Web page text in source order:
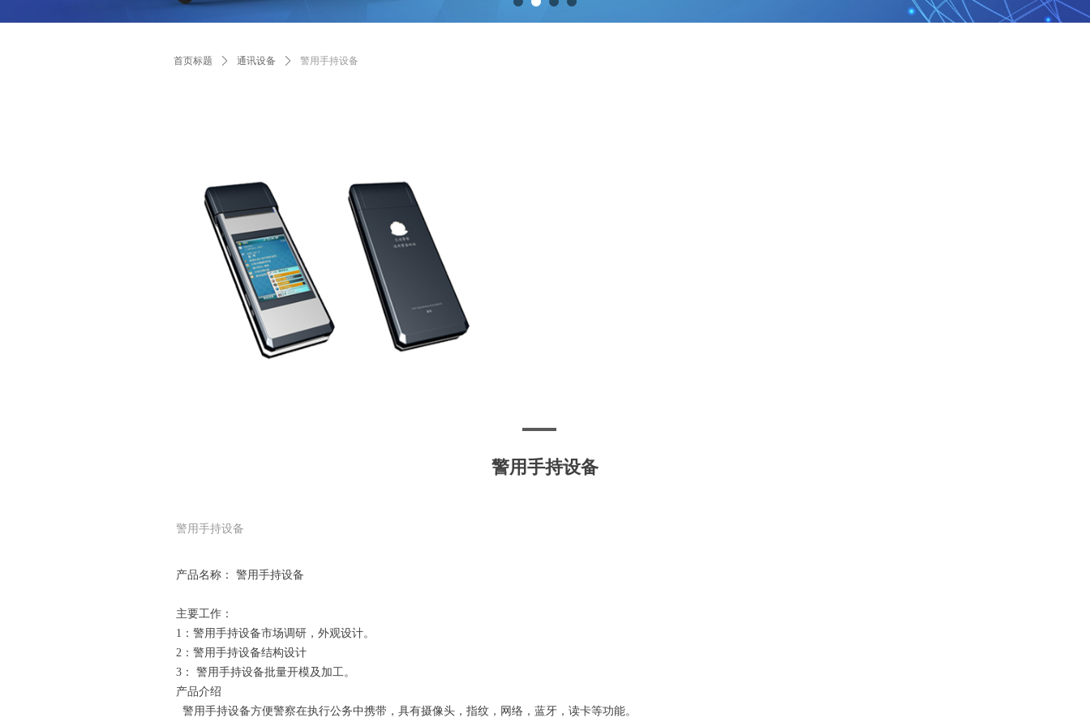
首页标题 ꄲ 通讯设备 ꄲ 警用手持设备
警用手持设备
警用手持设备
产品名称： 警用手持设备
主要工作：
1：警用手持设备市场调研，外观设计。
2：警用手持设备结构设计
3： 警用手持设备批量开模及加工。
产品介绍
警用手持设备方便警察在执行公务中携带，具有摄像头，指纹，网络，蓝牙，读卡等功能。